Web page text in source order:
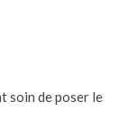
soin de poser le